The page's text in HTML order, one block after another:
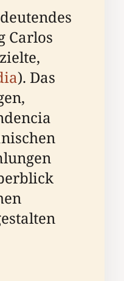
Carlos
). Das